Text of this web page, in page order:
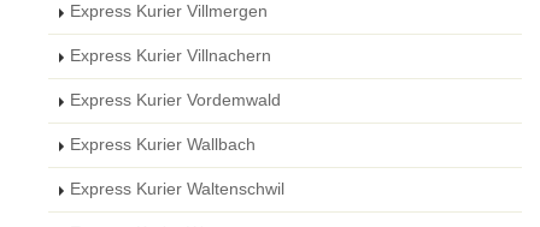
Express Kurier Villmergen
Express Kurier Villnachern
Express Kurier Vordemwald
Express Kurier Wallbach
Express Kurier Waltenschwil